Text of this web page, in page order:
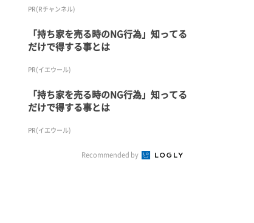
PR(Rチャンネル)
「持ち家を売る時のNG行為」知ってる
だけで得する事とは
PR(イエウール)
「持ち家を売る時のNG行為」知ってる
だけで得する事とは
PR(イエウール)
Recommended by